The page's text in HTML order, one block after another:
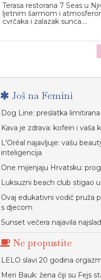
Terasa restorana 7 Seas u
ljetnim šarmom i
cvrčaka i zalazak sunca....
Još na Femini
Dog Line: preslatka
Kava je zdrava: kofein i vaša
L'Oréal najavljuje: vašu
inteligencija
One mijenjaju Hrvatsku:
Luksuzni beach club stigao
Ovaj edukativni vodič pruža
s djecom
Sunset večera najavila
Ne propustite
LELO slavi 20 godina
Meri Bauk: žena čiji su Fejs